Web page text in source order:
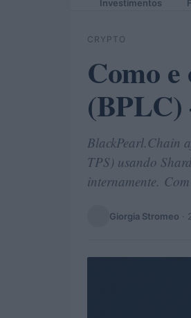
Investimentos
CRYPTO
Como
(BPLC)
BlackPearl.Chain
TPS) usando
internamente.
Giorgia Stromeo ·